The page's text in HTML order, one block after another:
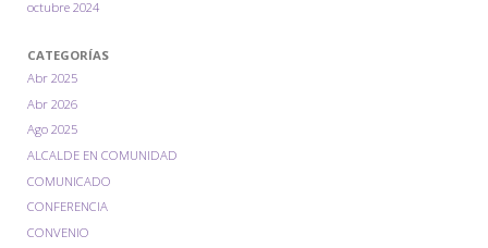
octubre 2024
CATEGORÍAS
Abr 2025
Abr 2026
Ago 2025
ALCALDE EN COMUNIDAD
COMUNICADO
CONFERENCIA
CONVENIO